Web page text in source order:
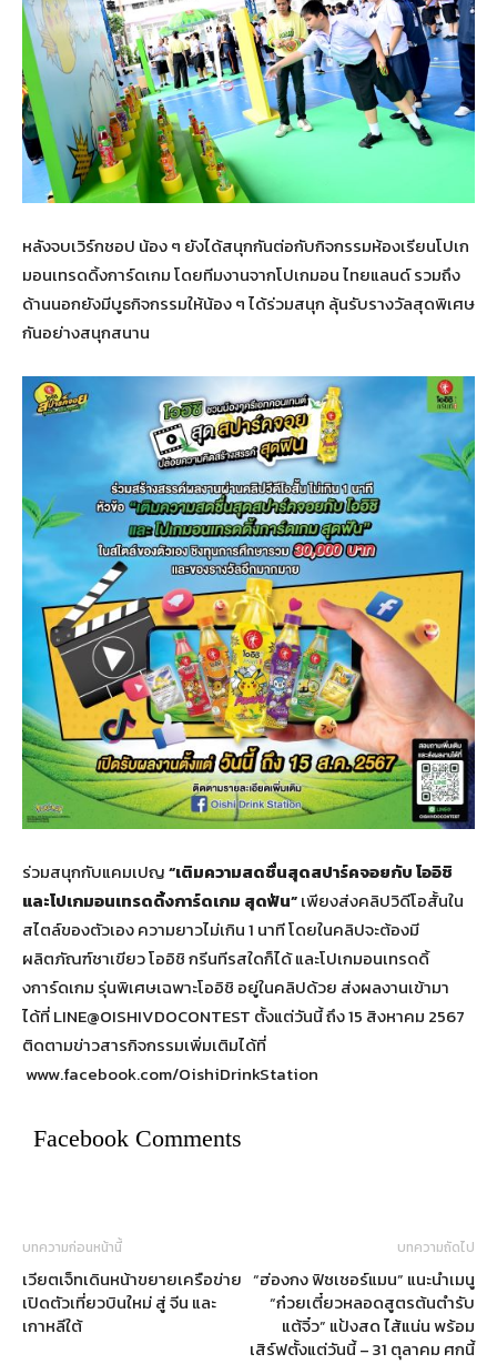
หลังจบเวิร์กชอป น้อง ๆ ยังได้สนุกกันต่อกับกิจกรรมห้องเรียนโปเก
มอนเทรดดิ้งการ์ดเกม โดยทีมงานจากโปเกมอน ไทยแลนด์ รวมถึง
ด้านนอกยังมีบูธกิจกรรมให้น้อง ๆ ได้ร่วมสนุก ลุ้นรับรางวัลสุดพิเศษ
กันอย่างสนุกสนาน
ร่วมสนุกกับแคมเปญ“เติมความสดชื่นสุดสปาร์คจอยกับ โออิชิ
และโปเกมอนเทรดดิ้งการ์ดเกม สุดฟัน”เพียงส่งคลิปวิดีโอสั้นใน
สไตล์ของตัวเอง ความยาวไม่เกิน 1 นาที โดยในคลิปจะต้องมี
ผลิตภัณฑ์ชาเขียว โออิชิ กรีนทีรสใดก็ได้ และโปเกมอนเทรดดิ้
งการ์ดเกม รุ่นพิเศษเฉพาะโออิชิ อยู่ในคลิปด้วย ส่งผลงานเข้ามา
ได้ที่ LINE@OISHIVDOCONTEST ตั้งแต่วันนี้ ถึง 15 สิงหาคม 2567
ติดตามข่าวสารกิจกรรมเพิ่มเติมได้ที่
www.facebook.com/OishiDrinkStation
Facebook Comments
บทความก่อนหน้านี้
เวียตเจ็ทเดินหน้าขยายเครือข่าย
เปิดตัวเที่ยวบินใหม่ สู่ จีน และ
เกาหลีใต้
บทความถัดไป
“ฮ่องกง ฟิชเชอร์แมน” แนะนำเมนู
“ก๋วยเตี๋ยวหลอดสูตรต้นตำรับ
แต้จิ๋ว” แป้งสด ไส้แน่น พร้อม
เสิร์ฟตั้งแต่วันนี้ – 31 ตุลาคม ศกนี้